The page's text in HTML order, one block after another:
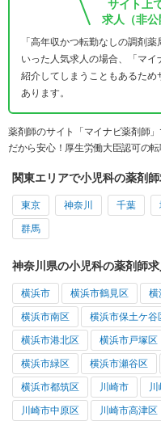
サイト上
求人（非
「高年収かつ転勤なしの調剤
いった人気求人の場合、「マ
紹介してしまうこともあるた
あります。
薬剤師のサイト「マイナビ薬剤師
だから安心！厚生労働大臣認可の転
関東エリアで小児科の薬剤
東京 神奈川 千葉
群馬
神奈川県の小児科の薬剤師
横浜市 横浜市鶴見区 横
横浜市南区 横浜市保土ケ谷
横浜市港北区 横浜市戸塚区
横浜市緑区 横浜市瀬谷区
横浜市都筑区 川崎市
川崎市中原区 川崎市高津区